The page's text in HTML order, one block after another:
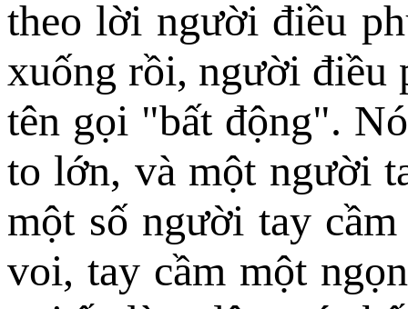
theo lời người điều
xuống rồi, người điều
tên gọi "bất động".
to lớn, và một người
một số người tay
voi, tay cầm một